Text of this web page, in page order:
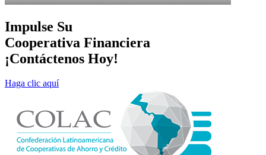
Impulse Su
Cooperativa Financiera
¡Contáctenos Hoy!
Haga clic aquí